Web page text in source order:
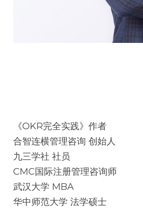
《OKR完全实践》作者
合智连横管理咨询 创始人
九三学社 社员
CMC国际注册管理咨询师
武汉大学 MBA
华中师范大学 法学硕士